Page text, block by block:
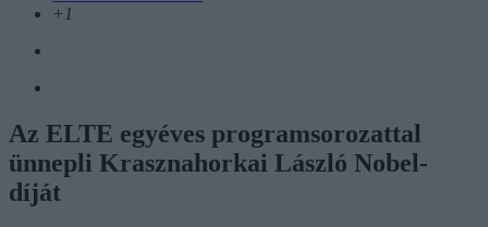
+1
Az ELTE egyéves programsorozattal
ünnepli Krasznahorkai László Nobel-
díját